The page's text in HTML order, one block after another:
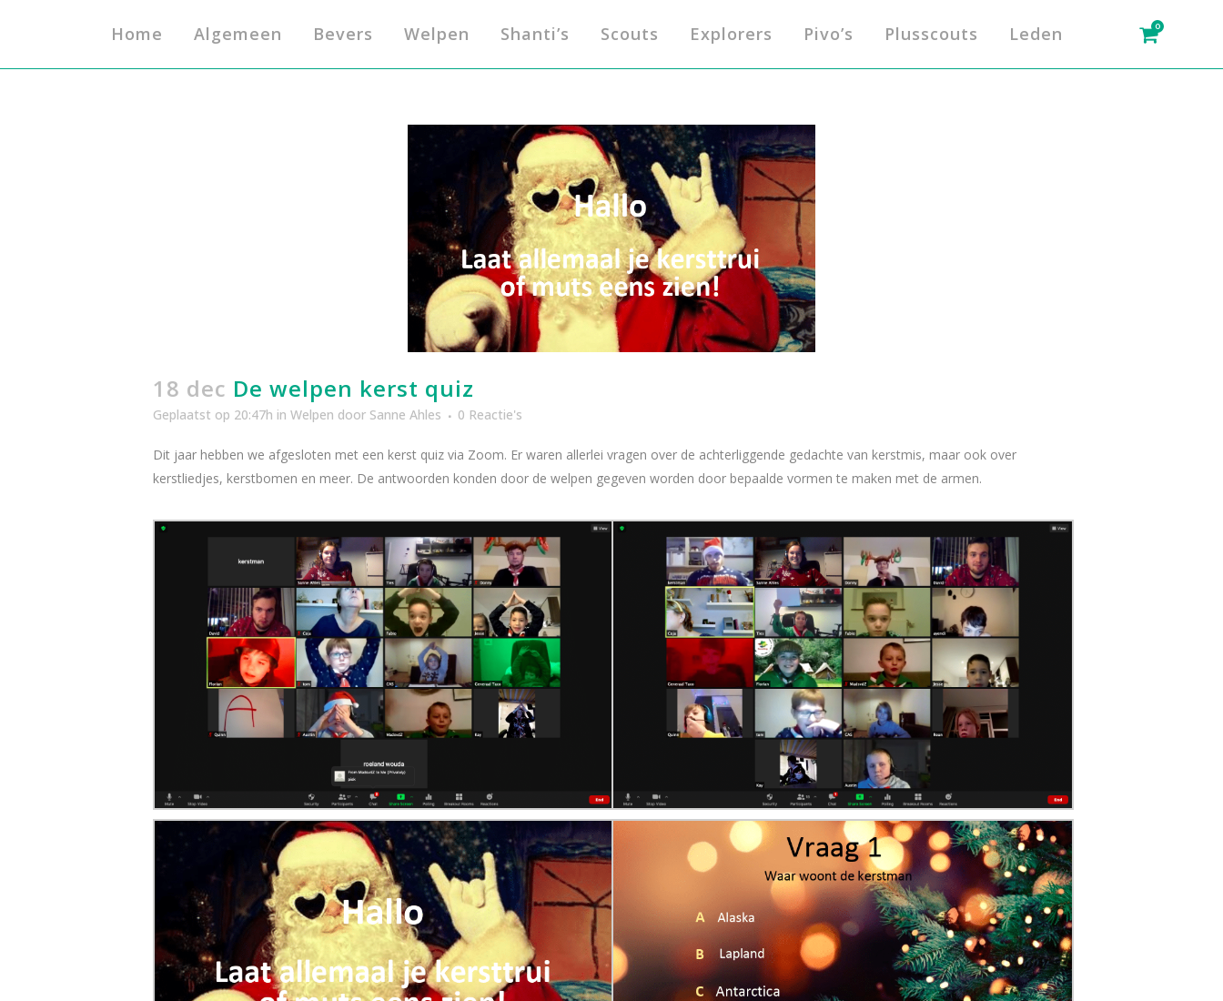
0
Home Algemeen Bevers Welpen Shanti’s Scouts Explorers Pivo’s Plusscouts Leden
18 dec De welpen kerst quiz
Geplaatst op 20:47h in Welpen door Sanne Ahles 0 Reactie's
Dit jaar hebben we afgesloten met een kerst quiz via Zoom. Er waren allerlei vragen over de achterliggende gedachte van kerstmis, maar ook over
kerstliedjes, kerstbomen en meer. De antwoorden konden door de welpen gegeven worden door bepaalde vormen te maken met de armen.